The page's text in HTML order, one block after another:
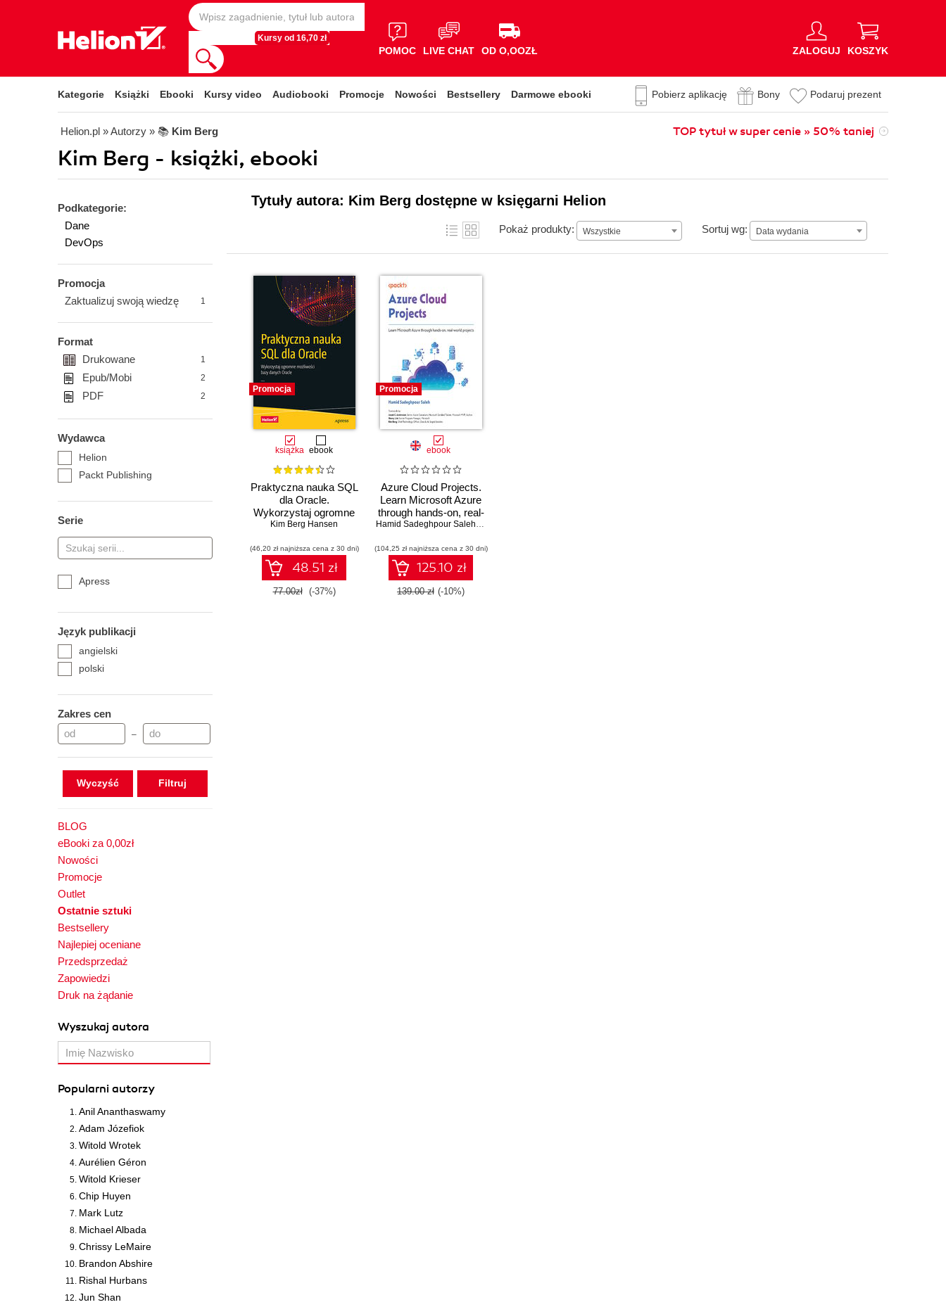
Kursy od 16,70 zł
POMOC LIVE CHAT OD O,OOZŁ ZALOGUJ KOSZYK
Kategorie Książki Ebooki Kursy video Audiobooki Promocje Nowości Bestsellery Darmowe ebooki Pobierz aplikację Bony Podaruj prezent
Helion.pl » Autorzy » 📚 Kim Berg TOP tytuł w super cenie » 50% taniej
Kim Berg - książki, ebooki
Podkategorie:
Dane
DevOps
Promocja
Zaktualizuj swoją wiedzę
1
Format
Drukowane
1
Epub/Mobi 2
PDF 2
Wydawca
Helion
Packt Publishing
Serie
Apress
Język publikacji
angielski
polski
Zakres cen
–
Wyczyść
BLOG
eBooki za 0,00zł
Nowości
Promocje
Outlet
Ostatnie sztuki
Bestsellery
Najlepiej oceniane
Przedsprzedaż
Zapowiedzi
Druk na żądanie
Wyszukaj autora
Popularni autorzy
Anil Ananthaswamy
Adam Józefiok
Witold Wrotek
Aurélien Géron
Witold Krieser
Chip Huyen
Mark Lutz
Michael Albada
Chrissy LeMaire
Brandon Abshire
Rishal Hurbans
Jun Shan
Tytuły autora: Kim Berg dostępne w księgarni Helion
Pokaż produkty: Wszystkie Sortuj wg: Data wydania
Data wydania
Promocja
książka ebook
Praktyczna nauka SQL
dla Oracle.
Wykorzystaj ogromne
możliwości bazy
Kim Berg Hansen
(46,20 zł najniższa cena z 30 dni)
48.51 zł
77.00zł (-37%)
Promocja
ebook
Azure Cloud Projects.
Learn Microsoft Azure
through hands-on, real-
world projects
Hamid Sadeghpour Saleh
,Jonah C. Andersson
(104,25 zł najniższa cena z 30 dni)
125.10 zł
139.00 zł (-10%)